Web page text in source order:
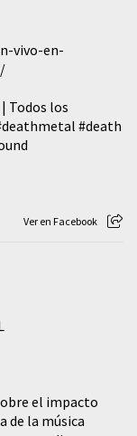
vivo-en-
Todos los
#death
Ver en Facebook
el impacto
de la música